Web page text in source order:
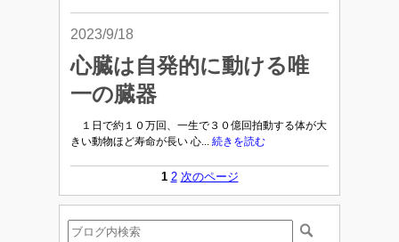
2023/9/18
心臓は自発的に動ける唯
一の臓器
１日で約１０万回、一生で３０億回拍動する体が大
きい動物ほど寿命が長い 心... 続きを読む
1 2 次のページ